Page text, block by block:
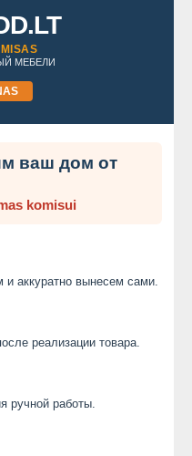
МЕБЕЛИ
ваш дом от
komisui
аккуратно вынесем сами.
реализации товара.
ручной работы.